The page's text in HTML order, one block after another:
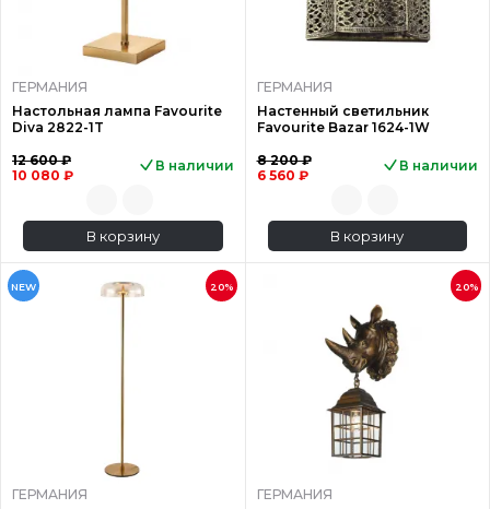
ГЕРМАНИЯ
Настольная лампа Favourite
Diva 2822-1T
12 600 ₽
10 080 ₽
В наличии
В корзину
ГЕРМАНИЯ
Настенный светильник
Favourite Bazar 1624-1W
8 200 ₽
6 560 ₽
В наличии
В корзину
NEW 20%
ГЕРМАНИЯ
20%
ГЕРМАНИЯ